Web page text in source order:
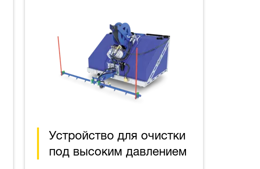
Устройство для очистки
под высоким давлением